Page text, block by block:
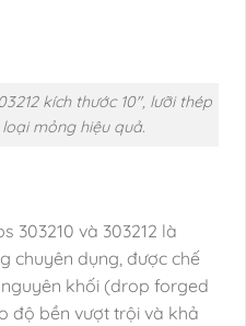
kích thước 10″, lưỡi thép
mỏng hiệu quả.
303210 và 303212 là
chuyên dụng, được chế
khối (drop forged
độ bền vượt trội và khả